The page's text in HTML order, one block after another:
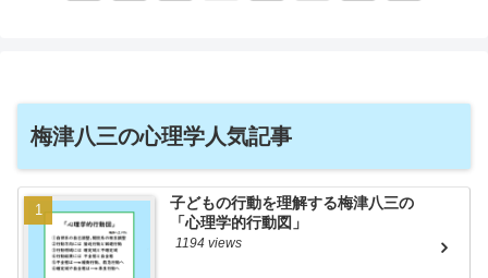
梅津八三の心理学人気記事
子どもの行動を理解する梅津八三の
「心理学的行動図」
1194 views